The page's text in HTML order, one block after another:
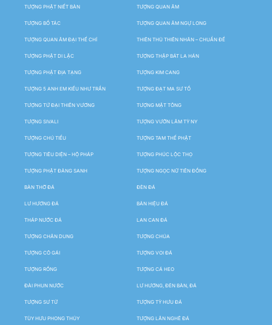
TƯỢNG PHẬT NIẾT BÀN TƯỢNG QUAN ÂM
TƯỢNG BỒ TÁC TƯỢNG QUAN ÂM NGỰ LONG
TƯỢNG QUAN ÂM ĐẠI THẾ CHÍ THIÊN THỦ THIÊN NHÃN – CHUẨN ĐỀ
TƯỢNG PHẬT DI LẶC TƯỢNG THẬP BÁT LA HÁN
TƯỢNG PHẬT ĐỊA TẠNG TƯỢNG KIM CANG
TƯỢNG 5 ANH EM KIỀU NHƯ TRẦN TƯỢNG ĐẠT MA SƯ TỔ
TƯỢNG TỨ ĐẠI THIÊN VƯƠNG TƯỢNG MẬT TÔNG
TƯỢNG SIVALI TƯỢNG VƯỜN LÂM TỲ NY
TƯỢNG CHÚ TIỂU TƯỢNG TAM THẾ PHẬT
TƯỢNG TIÊU DIỆN – HỘ PHÁP TƯỢNG PHÚC LỘC THỌ
TƯỢNG PHẬT ĐẢNG SANH TƯỢNG NGỌC NỮ TIÊN ĐỒNG
BÀN THỜ ĐÁ ĐÈN ĐÁ
LƯ HƯƠNG ĐÁ BẢN HIỆU ĐÁ
THÁP NƯỚC ĐÁ LAN CAN ĐÁ
TƯỢNG CHÂN DUNG TƯỢNG CHÚA
TƯỢNG CÔ GÁI TƯỢNG VOI ĐÁ
TƯỢNG RỒNG TƯỢNG CÁ HEO
ĐÀI PHUN NƯỚC LƯ HƯƠNG, ĐÈN BÀN, ĐÁ
TƯỢNG SƯ TỬ TƯỢNG TỲ HƯU ĐÁ
TÙY HƯU PHONG THỦY TƯỢNG LÂN NGHÊ ĐÁ